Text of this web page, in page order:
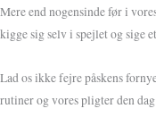
Mere end nogensinde før i
kigge sig selv i spejlet og sige
Lad os ikke fejre påskens
rutiner og vores pligter den